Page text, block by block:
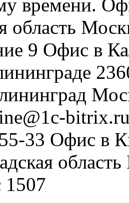
времени.
область
9 Офис в
33 Офис в
область
1507